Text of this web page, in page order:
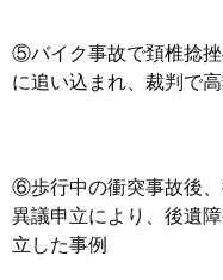
⑤バイク事故で頚椎捻
に追い込まれ、裁判で
⑥歩行中の衝突事故後、
異議申立により、後遺
立した事例